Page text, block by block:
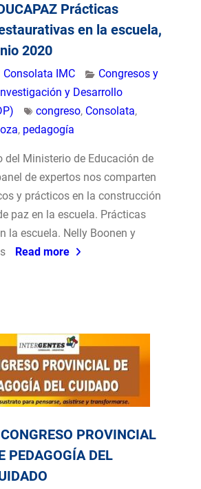
Prácticas
en la escuela,
2020
Consolata IMC
Congresos y
y Desarrollo
congreso, Consolata,
, pedagogía
del Ministerio de Educación de
de expertos nos comparten
y prácticos en la construcción
paz en la escuela. Prácticas
la escuela. Nelly Boonen y
Read more
PROVINCIAL
PEDAGOGÍA DEL